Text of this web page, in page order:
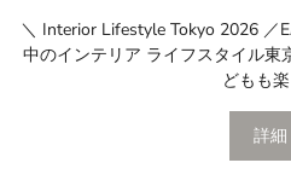
＼ Interior Lifestyle Tokyo 2026 ／
中のインテリア ライフスタイル東
どもも
詳細